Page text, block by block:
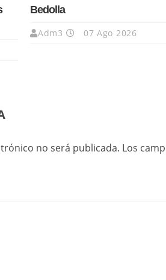
Bedolla
Adm3 07 Ago 2026
no será publicada. Los